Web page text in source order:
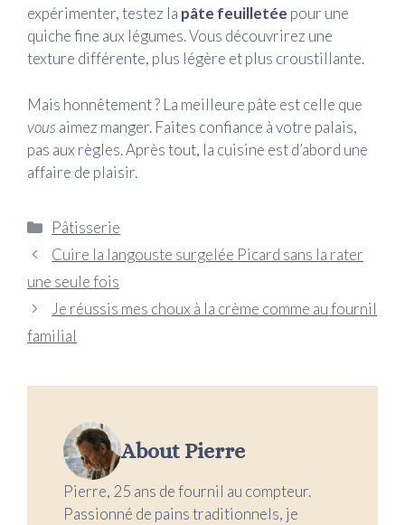
expérimenter, testez la pâte feuilletée pour une
quiche fine aux légumes. Vous découvrirez une
texture différente, plus légère et plus croustillante.
Mais honnêtement ? La meilleure pâte est celle que
vous aimez manger. Faites confiance à votre palais,
pas aux règles. Après tout, la cuisine est d’abord une
affaire de plaisir.
Catégories
Pâtisserie
Cuire la langouste surgelée Picard sans la rater
une seule fois
Je réussis mes choux à la crème comme au fournil
familial
About Pierre
Pierre, 25 ans de fournil au compteur.
Passionné de pains traditionnels, je